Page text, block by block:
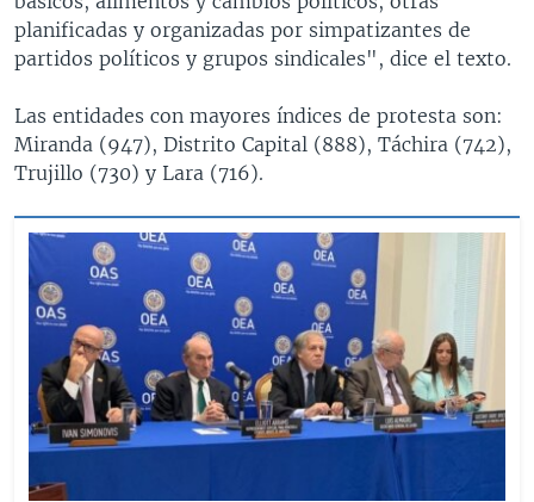
planificadas y organizadas por simpatizantes de
partidos políticos y grupos sindicales", dice el texto.
Las entidades con mayores índices de protesta son:
Miranda (947), Distrito Capital (888), Táchira (742),
Trujillo (730) y Lara (716).